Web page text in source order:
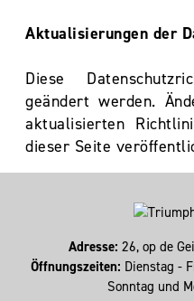
Aktualisierungen der
Diese
geändert werden.
aktualisierten
dieser Seite
Adresse: 26, op de
Öffnungszeiten: Dienstag -
Sonntag und